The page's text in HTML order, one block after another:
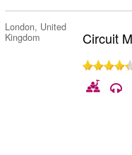
London, United
Kingdom
Circuit